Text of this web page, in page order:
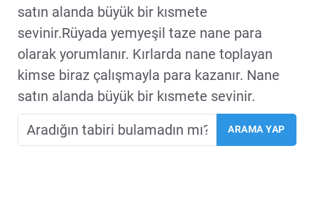
satın alanda büyük bir kısmete
sevinir.Rüyada yemyeşil taze nane para
olarak yorumlanır. Kırlarda nane toplayan
kimse biraz çalışmayla para kazanır. Nane
satın alanda büyük bir kısmete sevinir.